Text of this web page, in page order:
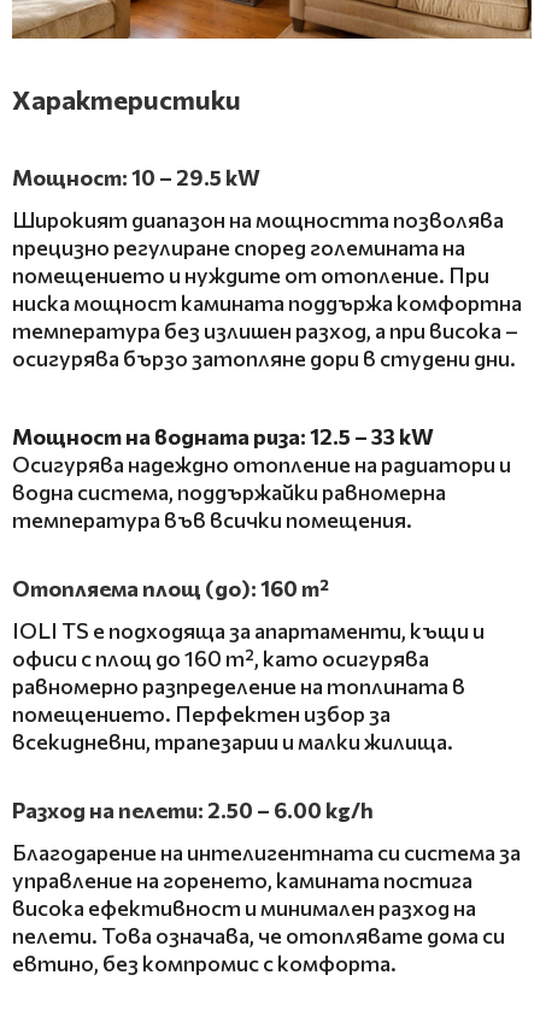
Характеристики
Мощност: 10 – 29.5 kW
Широкият диапазон на мощността позволява
прецизно регулиране според големината на
помещението и нуждите от отопление. При
ниска мощност камината поддържа комфортна
температура без излишен разход, а при висока –
осигурява бързо затопляне дори в студени дни.
Мощност на водната риза: 12.5 – 33 kW
Осигурява надеждно отопление на радиатори и
водна система, поддържайки равномерна
температура във всички помещения.
Отопляема площ (до): 160 m²
IOLI TS е подходяща за апартаменти, къщи и
офиси с площ до 160 m², като осигурява
равномерно разпределение на топлината в
помещението. Перфектен избор за
всекидневни, трапезарии и малки жилища.
Разход на пелети: 2.50 – 6.00 kg/h
Благодарение на интелигентната си система за
управление на горенето, камината постига
висока ефективност и минимален разход на
пелети. Това означава, че отоплявате дома си
евтино, без компромис с комфорта.